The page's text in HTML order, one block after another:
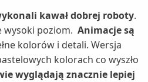
kawał dobrej roboty.
wysoki poziom. Animacje są
kolorów i detali. Wersja
kolorach co wyszło
wyglądają znacznie lepiej